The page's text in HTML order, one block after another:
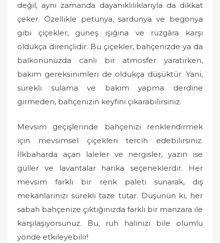
e
d
değil, aynı zamanda dayanıklılıklarıyla da dikkat
çeker. Özellikle petunya, sardunya ve begonya
gibi çiçekler, güneş ışığına ve rüzgâra karşı
oldukça dirençlidir. Bu çiçekler, bahçenizde ya da
balkonunuzda canlı bir atmosfer yaratırken,
bakım gereksinimleri de oldukça düşüktür. Yani,
sürekli sulama ve bakım yapma derdine
girmeden, bahçenizin keyfini çıkarabilirsiniz.
Mevsim geçişlerinde bahçenizi renklendirmek
için mevsimsel çiçekleri tercih edebilirsiniz.
İlkbaharda açan laleler ve nergisler, yazın ise
güller ve lavantalar harika seçeneklerdir. Her
mevsim farklı bir renk paleti sunarak, dış
mekanlarınızı sürekli taze tutar. Düşünün ki, her
sabah bahçenize çıktığınızda farklı bir manzara ile
karşılaşıyorsunuz. Bu, ruh halinizi bile olumlu
yönde etkileyebilir!